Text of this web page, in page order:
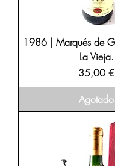
1986 | Marqués de
La Vieja.
Precio
35,00 €
Agotado